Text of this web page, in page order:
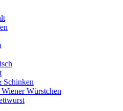
Schinken
Würstchen